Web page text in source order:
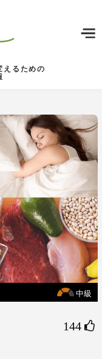
えるための
中級
144 